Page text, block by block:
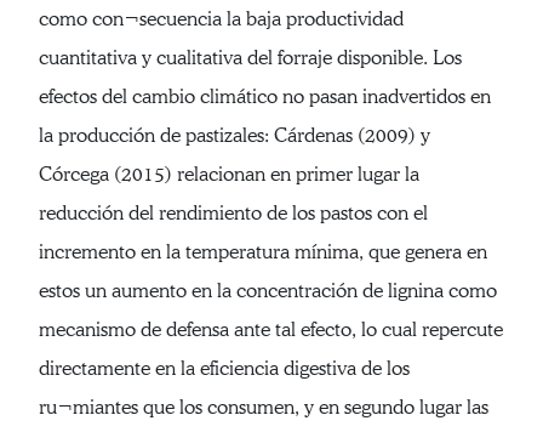
como con¬secuencia la baja productividad
cuantitativa y cualitativa del forraje disponible. Los
efectos del cambio climático no pasan inadvertidos en
la producción de pastizales: Cárdenas (2009) y
Córcega (2015) relacionan en primer lugar la
reducción del rendimiento de los pastos con el
incremento en la temperatura mínima, que genera en
estos un aumento en la concentración de lignina como
mecanismo de defensa ante tal efecto, lo cual repercute
directamente en la eficiencia digestiva de los
ru¬miantes que los consumen, y en segundo lugar las